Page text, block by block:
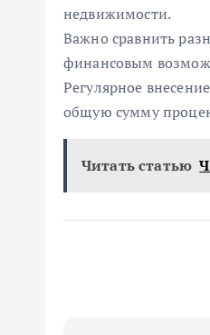
недвижимости.
Важно сравнить
финансовым
Регулярное
общую сумму
Читать статью